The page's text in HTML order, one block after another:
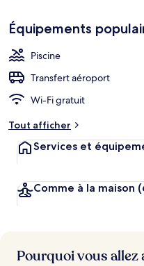
Équipements
Piscine
Transfert aéroport
Wi-Fi gratuit
Tout afficher
Services et
Comme à la maison
Pourquoi vous